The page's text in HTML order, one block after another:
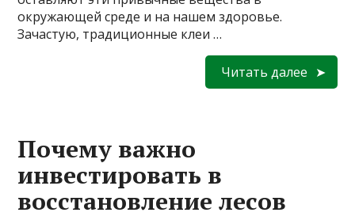
окружающей среде и на нашем здоровье.
Зачастую, традиционные клеи …
Читать далее
Почему важно
инвестировать в
восстановление лесов